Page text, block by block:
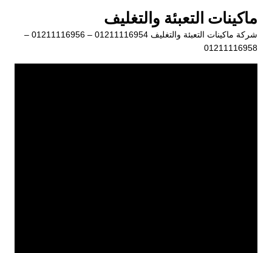
المحتوى
ماكينات التعبئة والتغليف
شركة ماكينات التعبئة والتغليف 01211116954 – 01211116956 –
01211116958